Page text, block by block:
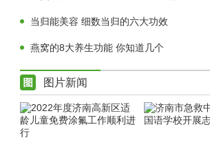
当归能美容 细数当归的六大功效
燕窝的8大养生功能 你知道几个
图片新闻